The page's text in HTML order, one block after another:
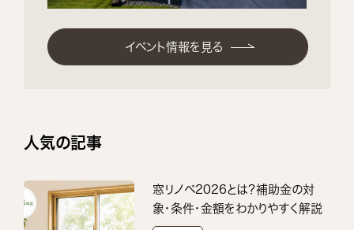
イベント情報を見る
人気の記事
窓リノベ2026とは？補助金の対
象・条件・金額をわかりやすく解説